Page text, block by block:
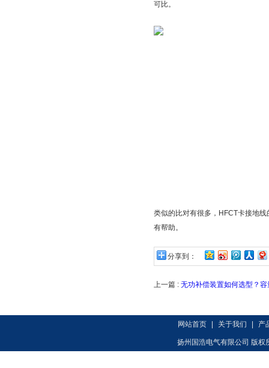
可比。
类似的比对有很多，HFCT卡接地
有帮助。
分享到：
上一篇 : 无功补偿装置如何选型？
网站首页 关于我们 产
扬州国浩电气有限公司 版权